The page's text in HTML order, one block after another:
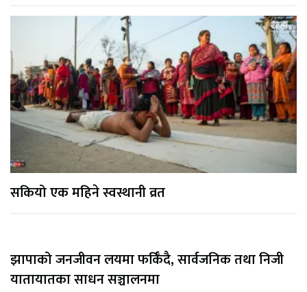
सकियो एक महिने स्वस्थानी व्रत
झापाको जनजीवन लयमा फर्किँदै, सार्वजनिक तथा निजी
यातायातका साधन सञ्चालनमा